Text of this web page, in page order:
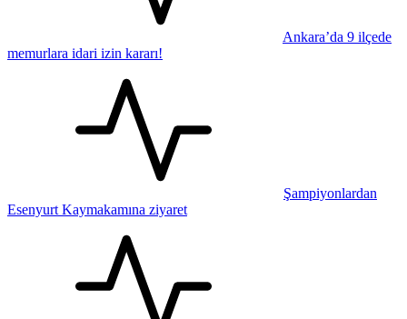
Ankara’da 9 ilçede
memurlara idari izin kararı!
Şampiyonlardan
Esenyurt Kaymakamına ziyaret